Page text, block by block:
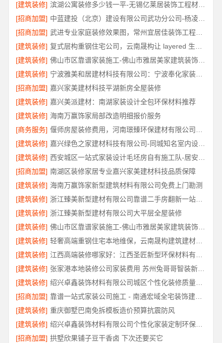
[建筑装修]
滨湖公寓装修多少钱一平-无锡亿莱居装饰工程材料有限公司
[招商加盟]
中蓝建投（北京）建设有限公司武功分公司-杨凌全包十大品牌
[招商加盟]
武进专业家庭装修效果图，常州宜居佳装饰工程有限公司精心打造
[建筑装修]
[建筑装修]
佛山市区靠谱家装施工-佛山市雅居美家建筑装饰工程有限公司
[建筑装修]
宁波雅美和居建材科技有限公司：宁波奉化家装装修线下门店地址
[招商加盟] 嘉兴家美建材科技平湖新房全屋装修
[建筑装修] 嘉兴美派建材：南湖家装设计全包环保材料推荐
[建筑装修] 海南万赢饰家局部改造明细报价服务
[商务服务]
[建筑装修]
嘉兴绿色之家建材科技有限公司-同城知名室内设计团队高端
[建筑装修]
[招商加盟] 南湖区装修家居专业嘉兴家美建材科技品质保障
[建筑装修] 海南万赢饰家新型建筑材料有限公司免费上门勘测
[建筑装修]
浙江臻美新型建材有限公司靠谱二手房翻新一站式急装
[建筑装修] 浙江臻美新型建材有限公司大平层全屋装修
[建筑装修]
佛山市区靠谱家装施工-佛山市雅居美家建筑装饰工程有限公司
[建筑装修]
轻奢高端重钢住宅本地维保，云南晟构建筑建材有限公司全程护航
[建筑装修]
[建筑装修]
张家港本地装修公司家装费用 苏州兔哥哥智装新材料有限公司
[建筑装修]
绍兴卓鑫装饰材料有限公司城区个性化装修质量有保障
[招商加盟]
靠谱一站式家装公司施工 - 南通宏域全宅装饰建材有限公司
[建筑装修] 重庆御墅巴南免拆模板造价预算抗震防风
[建筑装修]
绍兴卓鑫装饰材料有限公司个性化家装定制环保优质材料
[招商加盟] 拱墅欣果铺子豆干香卤 下次还要买它